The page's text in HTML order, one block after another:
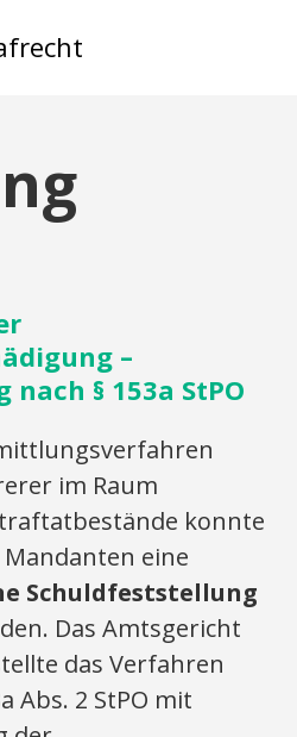
–
nach § 153a StPO
im Raum
konnte
eine
Schuldfeststellung
Das Amtsgericht
das Verfahren
Abs. 2 StPO mit